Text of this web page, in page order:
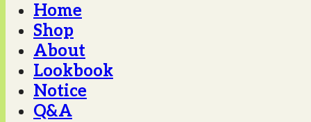
Home
Shop
About
Lookbook
Notice
Q&A